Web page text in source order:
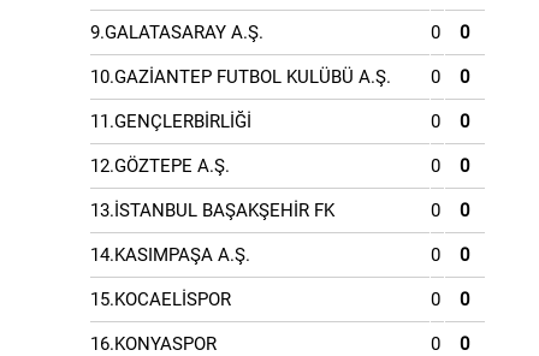
9.GALATASARAY A.Ş. 0 0
10.GAZİANTEP FUTBOL KULÜBÜ A.Ş. 0 0
11.GENÇLERBİRLİĞİ 0 0
12.GÖZTEPE A.Ş. 0 0
13.İSTANBUL BAŞAKŞEHİR FK 0 0
14.KASIMPAŞA A.Ş. 0 0
15.KOCAELİSPOR 0 0
16.KONYASPOR 0 0